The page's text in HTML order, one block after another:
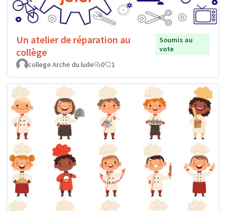
Un atelier de réparation au
collège
Soumis au
vote
college Arche du lude
0 1